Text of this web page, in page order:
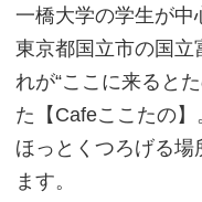
一橋大学の学生が中
東京都国立市の国立
れが“ここに来ると
た【Cafeここたの】
ほっとくつろげる
ます。